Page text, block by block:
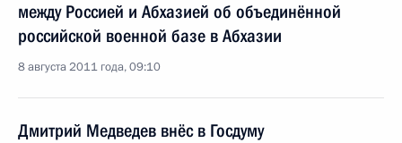
между Россией и Абхазией об объединённой
российской военной базе в Абхазии
8 августа 2011 года, 09:10
Дмитрий Медведев внёс в Госдуму